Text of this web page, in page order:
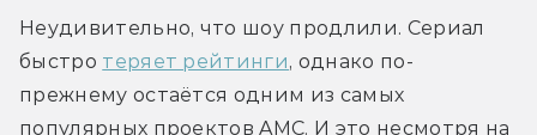
Неудивительно, что шоу продлили. Сериал
быстро теряет рейтинги, однако по-
прежнему остаётся одним из самых
популярных проектов AMC. И это несмотря на